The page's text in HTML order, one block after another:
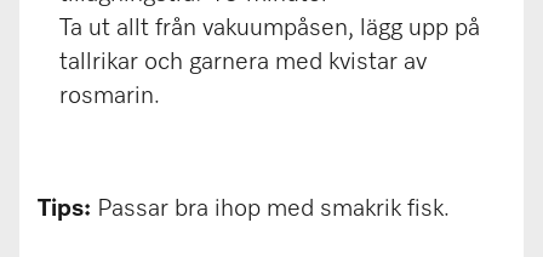
Ta ut allt från vakuumpåsen, lägg upp på
tallrikar och garnera med kvistar av
rosmarin.
Tips: Passar bra ihop med smakrik fisk.